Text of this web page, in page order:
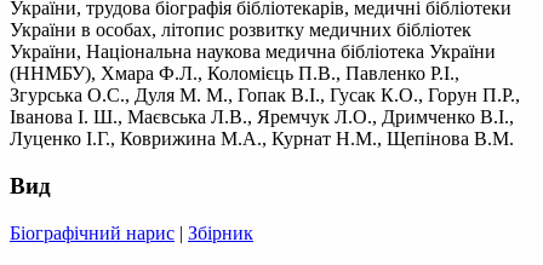
України, трудова біографія бібліотекарів, медичні бібліотеки
України в особах, літопис розвитку медичних бібліотек
України, Національна наукова медична бібліотека України
(ННМБУ), Хмара Ф.Л., Коломієць П.В., Павленко Р.І.,
Згурська О.С., Дуля М. М., Гопак В.І., Гусак К.О., Горун П.Р.,
Іванова І. Ш., Маєвська Л.В., Яремчук Л.О., Дримченко В.І.,
Луценко І.Г., Коврижина М.А., Курнат Н.М., Щепінова В.М.
Вид
Біографічний нарис | Збірник